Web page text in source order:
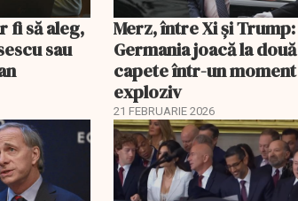
fi să aleg,
sau
Merz, între Xi și Trump:
Germania joacă la două
capete într-un moment
exploziv
21 FEBRUARIE 2026